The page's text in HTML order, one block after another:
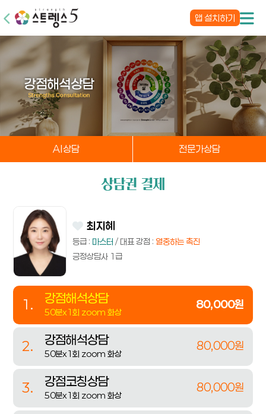
앱 설치하기
AI상담 전문가상담
상담권 결제
최지혜
등급 : 마스터 / 대표 강점 : 열중하는 촉진
긍정상담사 1급
1. 강점해석상담
50분x1회 zoom 화상
80,000원
2. 강점해석상담
50분x1회 zoom 화상
80,000원
3. 강점코칭상담
50분x1회 zoom 화상
80,000원